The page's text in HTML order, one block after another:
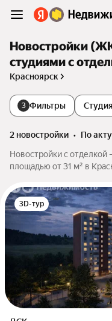
Новостройки
студиями с
Красноярск
3 Фильтры Студия
2 новостройки •
по
Новостройки с отделкой
площадью от 31 м² в
3D-тур